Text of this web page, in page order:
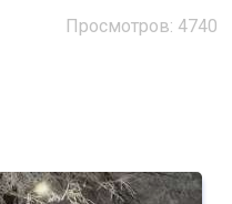
Просмотров: 4740